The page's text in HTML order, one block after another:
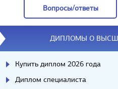
Вопросы/ответы
Вопросы/ответы
ДИПЛОМЫ О
Купить диплом 2026 года
Диплом специалиста